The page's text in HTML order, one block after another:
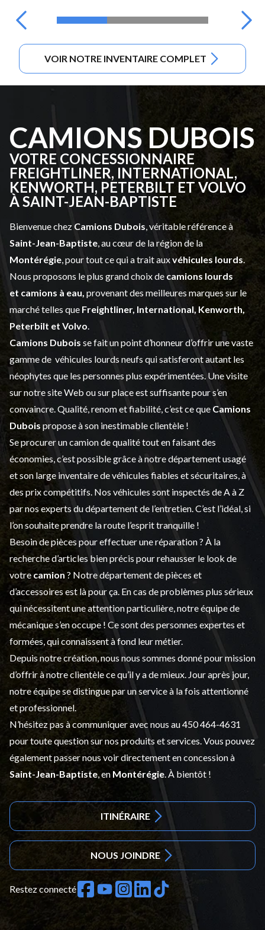
VOIR NOTRE INVENTAIRE COMPLET
CAMIONS DUBOIS
VOTRE CONCESSIONNAIRE
FREIGHTLINER, INTERNATIONAL,
KENWORTH, PETERBILT ET VOLVO
À SAINT-JEAN-BAPTISTE
Bienvenue chez Camions Dubois , véritable référence à
Saint-Jean-Baptiste , au cœur de la région de la
Montérégie , pour tout ce qui a trait auxvéhicules lourds
Nous proposons le plus grand choix de camions lourds
et camions à eau, provenant des meilleures marques sur le
marché telles que Freightliner, International, Kenworth,
Peterbilt et Volvo
Camions Dubois se fait un point d’honneur d’offrir une vaste
gamme de véhicules lourds neufs qui satisferont autant les
néophytes que les personnes plus expérimentées. Une visite
sur notre site Web ou sur place est suffisante pour s’en
convaincre. Qualité, renom et fiabilité, c’est ce que Camions
Dubois propose à son inestimable clientèle !
Se procurer un camion de qualité tout en faisant des
économies, c’est possible grâce à notredépartement usagé
et son large inventaire de véhicules fiables et sécuritaires, à
des prix compétitifs. Nos véhicules sont inspectés de A à Z
par nos experts du département de l’entretien . C’est l’idéal, si
l’on souhaite prendre la route l’esprit tranquille !
Besoin de pièces pour effectuer une réparation ? À la
recherche d’articles bien précis pour rehausser le look de
votre camion ? Notre département depièces et
d’accessoiresest là pour ça. En cas de problèmes plus sérieux
qui nécessitent une attention particulière, notre équipe de
mécanique s’en occupe ! Ce sont des personnes expertes et
formées, qui connaissent à fond leur métier.
Depuis notre création, nous nous sommes donné pour mission
d’offrir à notre clientèle ce qu’il y a de mieux. Jour après jour,
notre équipe se distingue par un service à la fois attentionné
et professionnel.
N’hésitez pas à communiquer avec nous au450 464-4631
pour toute question sur nos produits et services. Vous pouvez
également passer nous voir directement en concession à
Saint-Jean-Baptiste , en Montérégie . À bientôt !
ITINÉRAIRE
NOUS JOINDRE
Restez connecté